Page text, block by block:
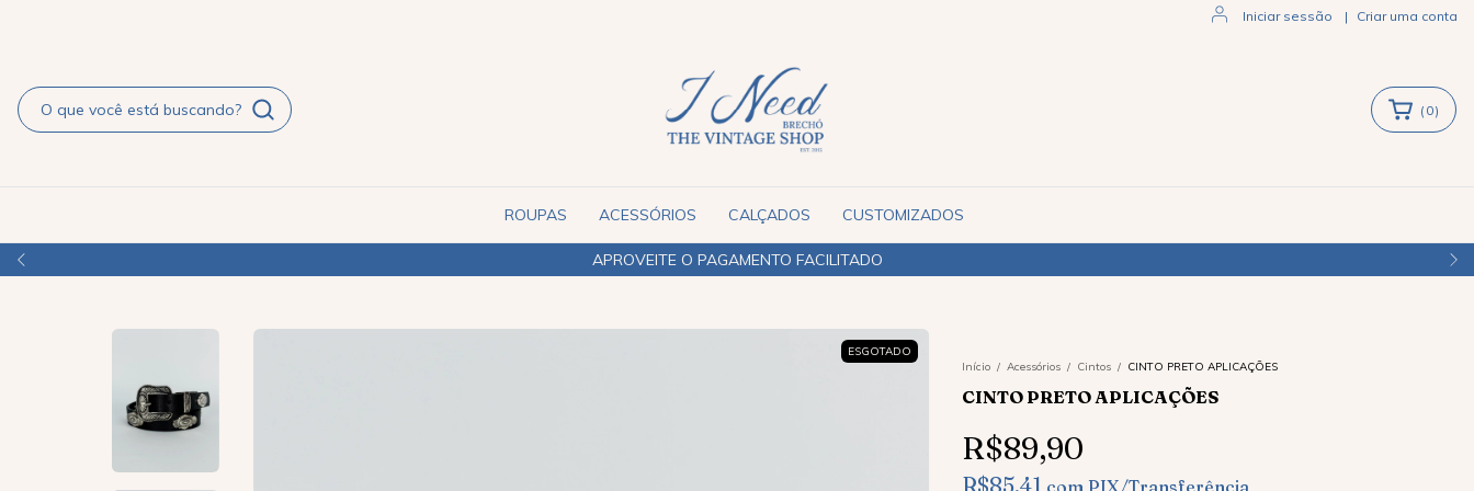
Iniciar sessão | Criar uma conta
APROVEITE O PAGAMENTO FACILITADO
( 0)
ROUPAS ACESSÓRIOS CALÇADOS CUSTOMIZADOS
ESGOTADO
Início / Acessórios / Cintos / CINTO PRETO APLICAÇÕES
CINTO PRETO APLICAÇÕES
R$89,90
R$85,41 com PIX/Transferência